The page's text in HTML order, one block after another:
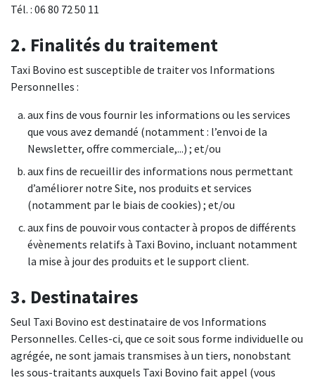
Tél. : 06 80 72 50 11
2. Finalités du traitement
Taxi Bovino est susceptible de traiter vos Informations
Personnelles :
aux fins de vous fournir les informations ou les services
que vous avez demandé (notamment : l’envoi de la
Newsletter, offre commerciale,...) ; et/ou
aux fins de recueillir des informations nous permettant
d’améliorer notre Site, nos produits et services
(notamment par le biais de cookies) ; et/ou
aux fins de pouvoir vous contacter à propos de différents
évènements relatifs à Taxi Bovino, incluant notamment
la mise à jour des produits et le support client.
3. Destinataires
Seul Taxi Bovino est destinataire de vos Informations
Personnelles. Celles-ci, que ce soit sous forme individuelle ou
agrégée, ne sont jamais transmises à un tiers, nonobstant
les sous-traitants auxquels Taxi Bovino fait appel (vous